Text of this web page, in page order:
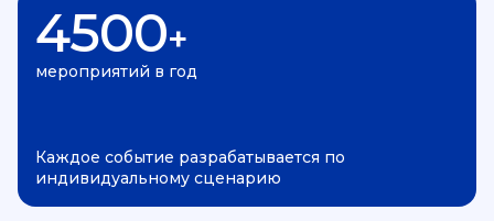
4500+
мероприятий в год
Каждое событие разрабатывается по
индивидуальному сценарию